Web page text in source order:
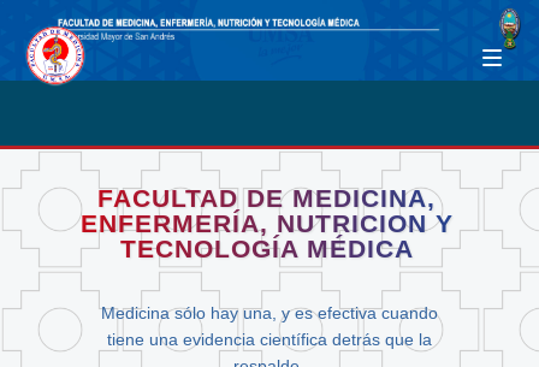
FACULTAD DE MEDICINA,
ENFERMERÍA, NUTRICION Y
TECNOLOGÍA MÉDICA
Medicina sólo hay una, y es efectiva cuando
tiene una evidencia científica detrás que la